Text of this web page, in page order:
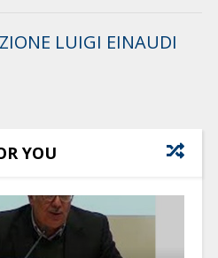
LUIGI EINAUDI
YOU